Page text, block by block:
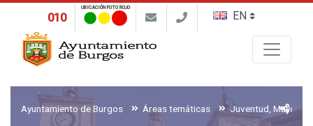
010
UBICACIÓN FOTO ROJO
Ayuntamiento de Burgos Áreas temáticas